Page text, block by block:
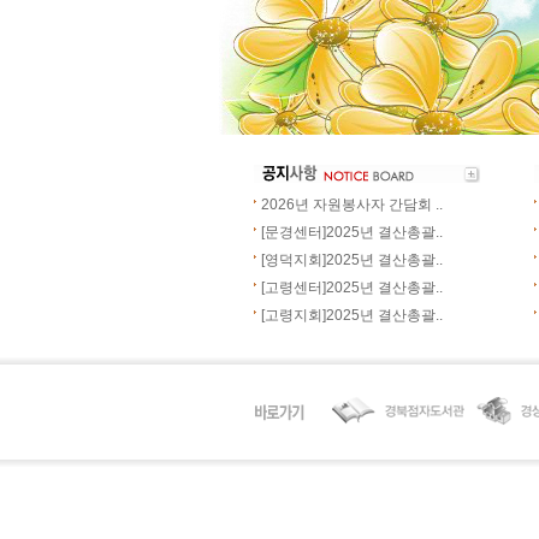
2026년 자원봉사자 간담회 ..
[문경센터]2025년 결산총괄..
[영덕지회]2025년 결산총괄..
[고령센터]2025년 결산총괄..
[고령지회]2025년 결산총괄..